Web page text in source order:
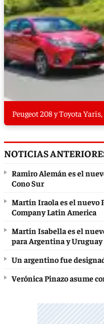
Peugeot 208 y Toyota
NOTICIAS
Ramiro Alemán es el
Cono Sur
Martín Iraola es el nuevo
Company Latin America
Martín Isabella es el
para Argentina y Uruguay
Un argentino fue
Verónica Pinazo asume